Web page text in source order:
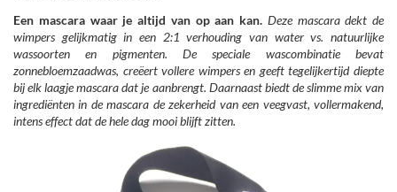
Een mascara waar je altijd van op aan kan. Deze mascara dekt de
wimpers gelijkmatig in een 2:1 verhouding van water vs. natuurlijke
wassoorten en pigmenten. De speciale wascombinatie bevat
zonnebloemzaadwas, creëert vollere wimpers en geeft tegelijkertijd diepte
bij elk laagje mascara dat je aanbrengt. Daarnaast biedt de slimme mix van
ingrediënten in de mascara de zekerheid van een veegvast, vollermakend,
intens effect dat de hele dag mooi blijft zitten.